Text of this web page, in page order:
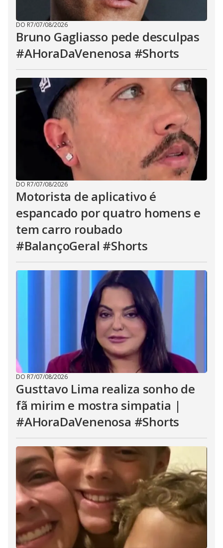
DO R7/07/08/2026
Bruno Gagliasso pede desculpas
#AHoraDaVenenosa #Shorts
DO R7/07/08/2026
Motorista de aplicativo é
espancado por quatro homens e
tem carro roubado
#BalançoGeral #Shorts
DO R7/07/08/2026
Gusttavo Lima realiza sonho de
fã mirim e mostra simpatia |
#AHoraDaVenenosa #Shorts